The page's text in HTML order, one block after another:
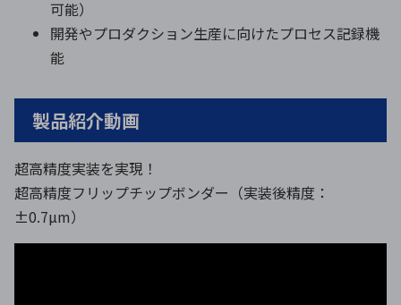
可能）
開発やプロダクション生産に向けたプロセス記録機
能
製品紹介動画
超高精度実装を実現！
超高精度フリップチップボンダー（実装後精度：
±0.7µm）